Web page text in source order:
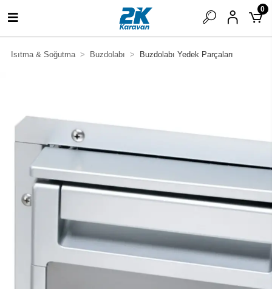
0
Isıtma & Soğutma Buzdolabı Buzdolabı Yedek Parçaları